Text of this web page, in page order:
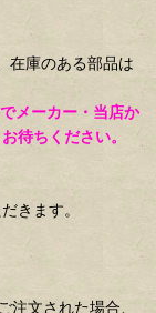
在庫のある部品は
メーカー・当店か
待ちください。
きます。
文された場合、